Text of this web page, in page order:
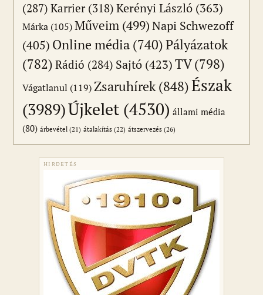
(287) Karrier(318) Kerényi László (363)
Márka (105) Műveim (499)Napi Schwezoff
(405) Online média (740)Pályázatok
(782) Rádió (284) Sajtó (423)TV(798)
Vágatlanul (119)Zsaruhírek(848)Észak
(3989)Újkelet (4530) állami média
(80) árbevétel (21) átalakítás (22) átszervezés (26)
HIRDETÉS